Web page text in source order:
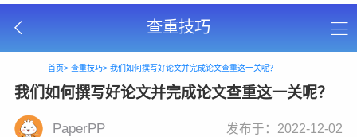
查重技巧
首页> 查重技巧> 我们如何撰写好论文并完成论文查重这一关呢？
我们如何撰写好论文并完成论文查重这一关呢？
PaperPP 发布于：2022-12-02